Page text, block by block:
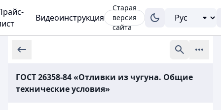
Видеоинструкция
Старая
версия
сайта
ГОСТ 26358-84 «Отливки из чугуна. Общие
технические условия»